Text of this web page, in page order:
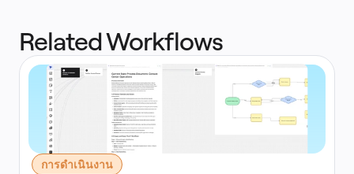
Related Workflows
การดำเนินงาน